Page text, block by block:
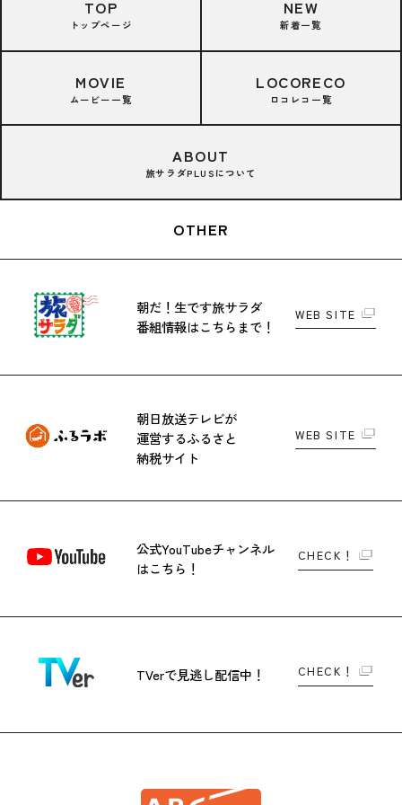
TOP
トップページ
NEW
新着一覧
MOVIE
ムービー一覧
LOCORECO
ロコレコ一覧
ABOUT
旅サラダPLUSについて
OTHER
朝だ！生です旅サラダ
番組情報はこちらまで！
WEB SITE
朝日放送テレビが
運営するふるさと
納税サイト
WEB SITE
公式YouTubeチャンネル
はこちら！
CHECK！
TVerで見逃し配信中！ CHECK！